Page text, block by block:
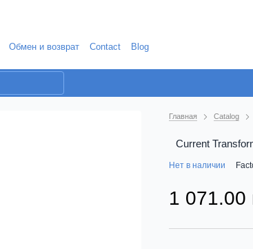
Обмен и возврат Contact Blog
Главная Catalog
Current
Нет в наличии
1 071.00